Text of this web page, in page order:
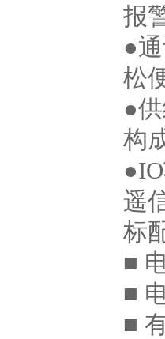
报
●
松
●
构
遥
标
■
■
■